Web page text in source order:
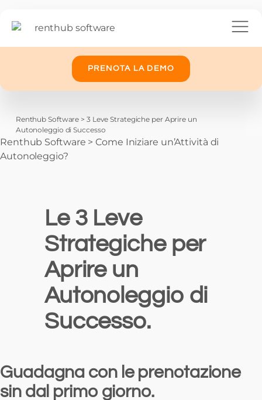
PRENOTA LA DEMO
Renthub Software > 3 Leve Strategiche per Aprire un
Autonoleggio di Successo
Renthub Software >Come Iniziare un’Attività di
Autonoleggio?
Le 3 Leve
Strategiche per
Aprire un
Autonoleggio di
Successo.
Guadagna con le prenotazione
sin dal primo giorno.